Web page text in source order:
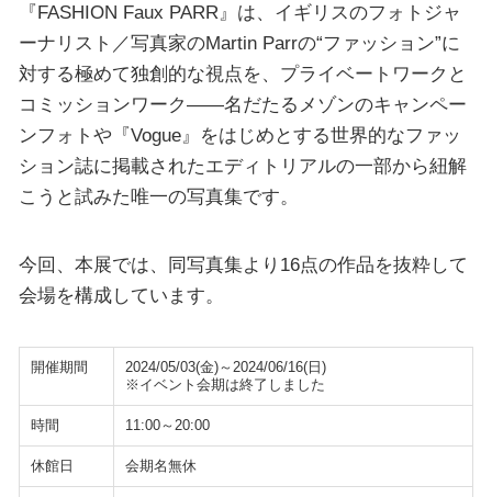
『FASHION Faux PARR』は、イギリスのフォトジャ
ーナリスト／写真家のMartin Parrの“ファッション”に
対する極めて独創的な視点を、プライベートワークと
コミッションワーク――名だたるメゾンのキャンペー
ンフォトや『Vogue』をはじめとする世界的なファッ
ション誌に掲載されたエディトリアルの一部から紐解
こうと試みた唯一の写真集です。
今回、本展では、同写真集より16点の作品を抜粋して
会場を構成しています。
開催期間
2024/05/03(金)～2024/06/16(日)
※イベント会期は終了しました
時間 11:00～20:00
休館日 会期名無休